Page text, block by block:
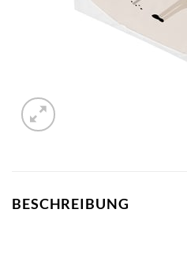
BESCHREIBUNG